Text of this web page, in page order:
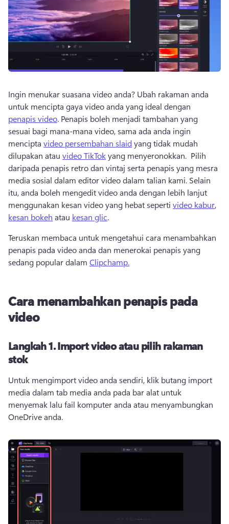
Ingin menukar suasana video anda? Ubah rakaman anda
untuk mencipta gaya video anda yang ideal dengan
penapis video. Penapis boleh menjadi tambahan yang
sesuai bagi mana-mana video, sama ada anda ingin
mencipta video persembahan slaid yang tidak mudah
dilupakan atau video TikTok yang menyeronokkan.  Pilih
daripada penapis retro dan vintaj serta penapis yang mesra
media sosial dalam editor video dalam talian kami. Selain
itu, anda boleh mengedit video anda dengan lebih lanjut
menggunakan kesan video yang hebat seperti video kabur,
kesan bokeh atau kesan glic.
Teruskan membaca untuk mengetahui cara menambahkan
penapis pada video anda dan menerokai penapis yang
sedang popular dalam Clipchamp.
Cara menambahkan penapis pada
video
Langkah 1. Import video atau pilih rakaman
stok
Untuk mengimport video anda sendiri, klik butang import
media dalam tab media anda pada bar alat untuk
menyemak lalu fail komputer anda atau menyambungkan
OneDrive anda.